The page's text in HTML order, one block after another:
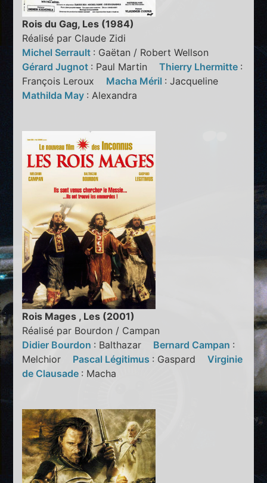
Rois du Gag, Les (1984)
Réalisé par Claude Zidi
Michel Serrault : Gaëtan / Robert Wellson
Gérard Jugnot : Paul MartinThierry Lhermitte :
François Leroux Macha Méril : Jacqueline
Mathilda May : Alexandra
Rois Mages , Les (2001)
Réalisé par Bourdon / Campan
Didier Bourdon : Balthazar Bernard Campan :
Melchior Pascal Légitimus : GaspardVirginie
de Clausade : Macha